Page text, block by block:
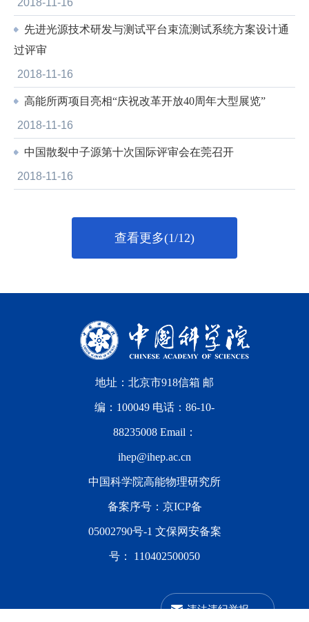
2018-11-16
先进光源技术研发与测试平台束流测试系统方案设计通
过评审
2018-11-16
高能所两项目亮相“庆祝改革开放40周年大型展览”
2018-11-16
中国散裂中子源第十次国际评审会在莞召开
2018-11-16
查看更多(1/12)
地址：北京市918信箱 邮
编：100049 电话：86-10-
88235008 Email：
ihep@ihep.ac.cn
中国科学院高能物理研究所
备案序号： 京ICP备
05002790号-1 文保网安备案
号： 110402500050
违法违纪举报